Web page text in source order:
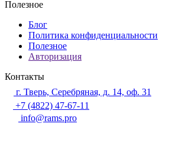
Полезное
Блог
Политика конфиденциальности
Полезное
Авторизация
Контакты
г. Тверь, Серебряная, д. 14, оф. 31
+7 (4822) 47-67-11
info@rams.pro